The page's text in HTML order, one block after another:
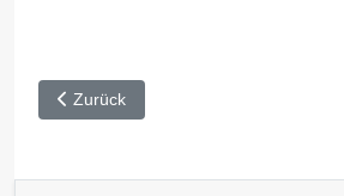
Vorheriger Beitrag: HZP Werneck 2015
Zurück